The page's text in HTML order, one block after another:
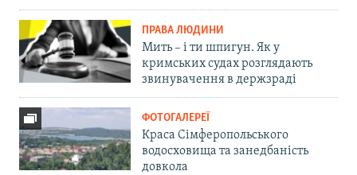
ПРАВА ЛЮДИНИ
Мить – і ти шпигун. Як у
кримських судах розглядають
звинувачення в держзраді
ФОТОГАЛЕРЕЇ
Краса Сімферопольського
водосховища та занедбаність
довкола